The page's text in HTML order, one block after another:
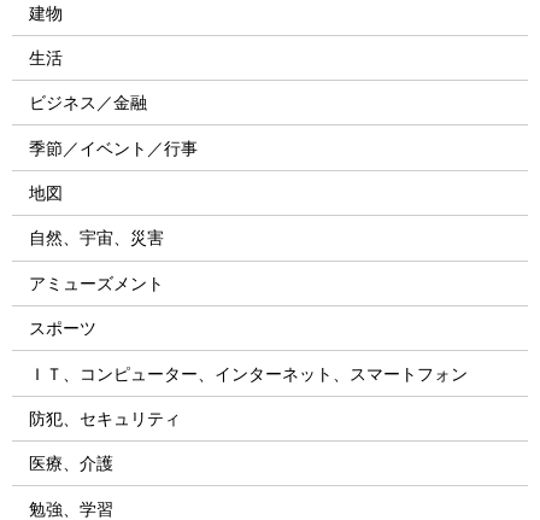
建物
生活
ビジネス／金融
季節／イベント／行事
地図
自然、宇宙、災害
アミューズメント
スポーツ
ＩＴ、コンピューター、インターネット、スマートフォン
防犯、セキュリティ
医療、介護
勉強、学習